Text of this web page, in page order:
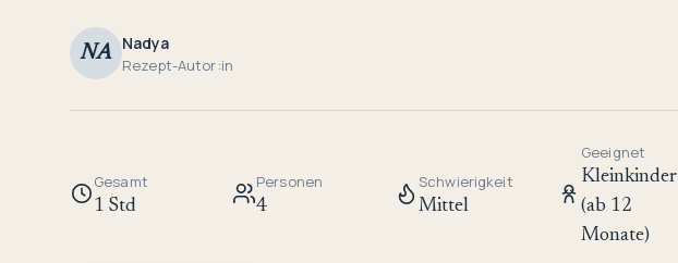
NA Nadya
Rezept-Autor:in
Gesamt
1 Std
Personen
4
Schwierigkeit
Mittel
Geeignet
Kleinkinder
(ab 12
Monate)